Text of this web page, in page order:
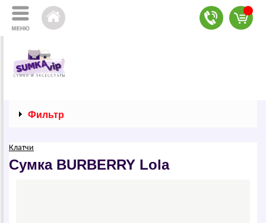
Фильтр
Клатчи
Сумка ВURВЕRRY Lola